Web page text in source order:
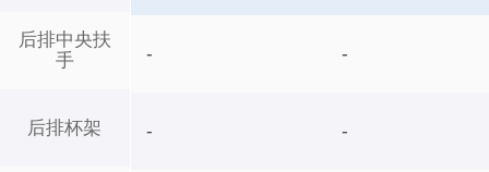
后排中央扶
手
后排杯架
- -
- -